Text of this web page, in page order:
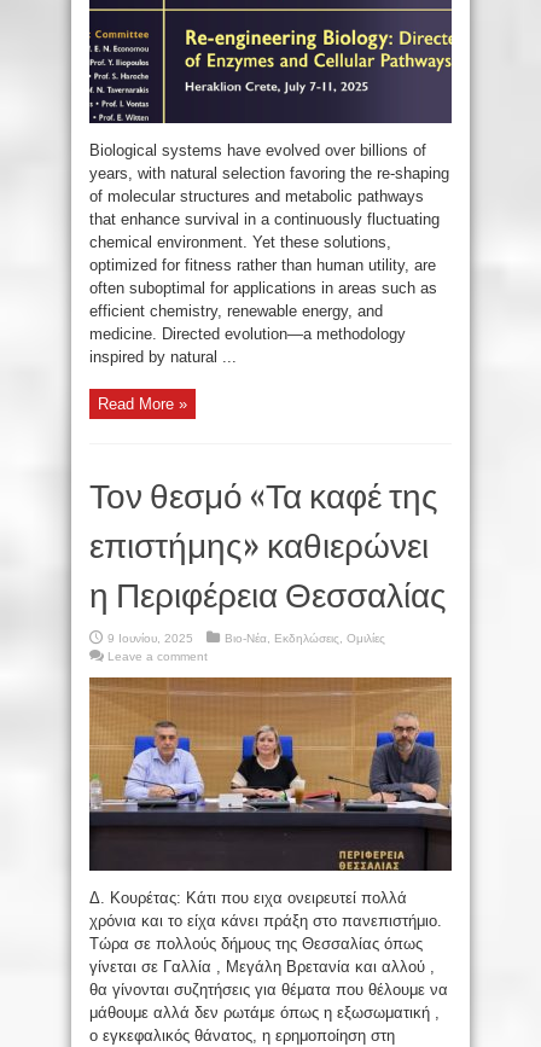
Biological systems have evolved over billions of
years, with natural selection favoring the re-shaping
of molecular structures and metabolic pathways
that enhance survival in a continuously fluctuating
chemical environment. Yet these solutions,
optimized for fitness rather than human utility, are
often suboptimal for applications in areas such as
efficient chemistry, renewable energy, and
medicine. Directed evolution—a methodology
inspired by natural ...
Read More »
Τον θεσμό «Τα καφέ της
επιστήμης» καθιερώνει
η Περιφέρεια Θεσσαλίας
9 Ιουνίου, 2025 Βιο-Νέα Εκδηλώσεις
Ομιλίες
Leave a comment
Δ. Κουρέτας: Κάτι που ειχα ονειρευτεί πολλά
χρόνια και το είχα κάνει πράξη στο πανεπιστήμιο.
Τώρα σε πολλούς δήμους της Θεσσαλίας όπως
γίνεται σε Γαλλία , Μεγάλη Βρετανία και αλλού ,
θα γίνονται συζητήσεις για θέματα που θέλουμε να
μάθουμε αλλά δεν ρωτάμε όπως η εξωσωματική ,
ο εγκεφαλικός θάνατος, η ερημοποίηση στη